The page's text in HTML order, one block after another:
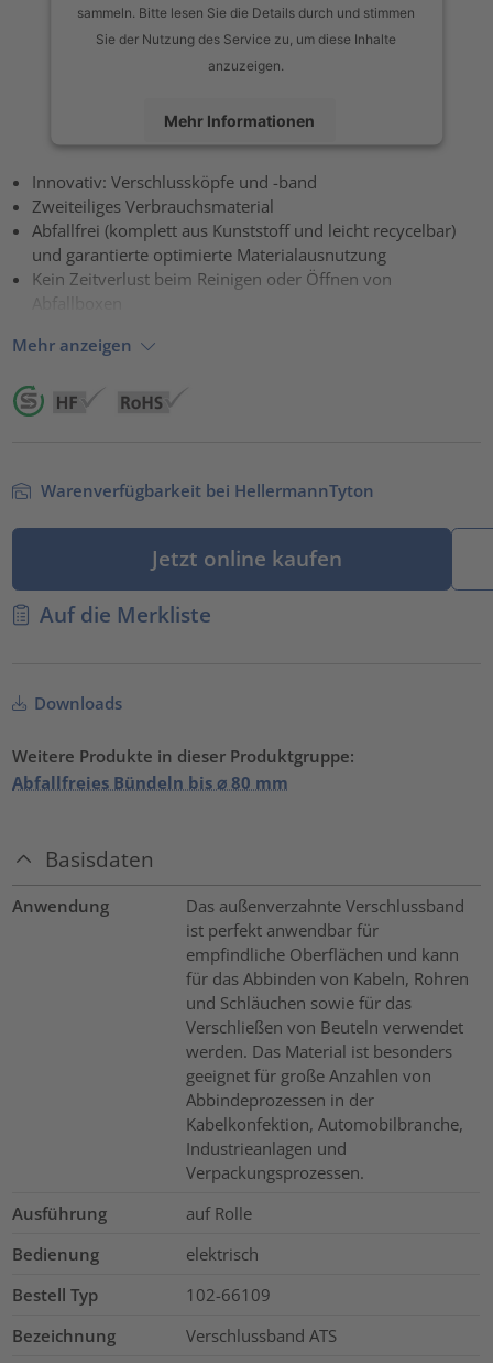
sammeln. Bitte lesen Sie die Details durch und stimmen
Sie der Nutzung des Service zu, um diese Inhalte
anzuzeigen.
Mehr Informationen
Akzeptieren
powered byUsercentrics Consent Management Platform
Innovativ: Verschlussköpfe und -band
Zweiteiliges Verbrauchsmaterial
Abfallfrei (komplett aus Kunststoff und leicht recycelbar)
und garantierte optimierte Materialausnutzung
Kein Zeitverlust beim Reinigen oder Öffnen von
Abfallboxen
Mehr anzeigen
Warenverfügbarkeit bei HellermannTyton
Jetzt online kaufen
Auf die Merkliste
Downloads
Weitere Produkte in dieser Produktgruppe:
Abfallfreies Bündeln bis ⌀ 80 mm
Basisdaten
Anwendung
Das außenverzahnte Verschlussband
ist perfekt anwendbar für
empfindliche Oberflächen und kann
für das Abbinden von Kabeln, Rohren
und Schläuchen sowie für das
Verschließen von Beuteln verwendet
werden. Das Material ist besonders
geeignet für große Anzahlen von
Abbindeprozessen in der
Kabelkonfektion, Automobilbranche,
Industrieanlagen und
Verpackungsprozessen.
Ausführung
auf Rolle
Bedienung
elektrisch
Bestell Typ
102-66109
Bezeichnung
Verschlussband ATS